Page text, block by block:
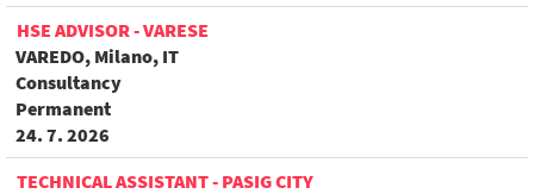
HSE ADVISOR - VARESE
VAREDO, Milano, IT
Consultancy
Permanent
24. 7. 2026
TECHNICAL ASSISTANT - PASIG CITY